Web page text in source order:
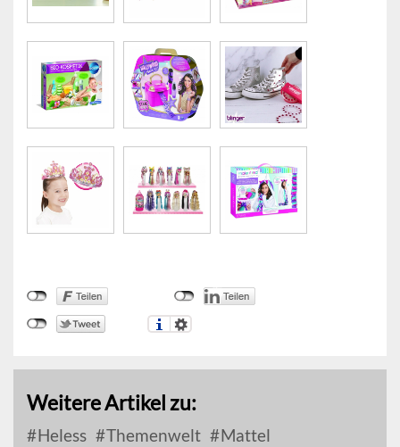
Weitere Artikel zu:
Heless Themenwelt
Mattel